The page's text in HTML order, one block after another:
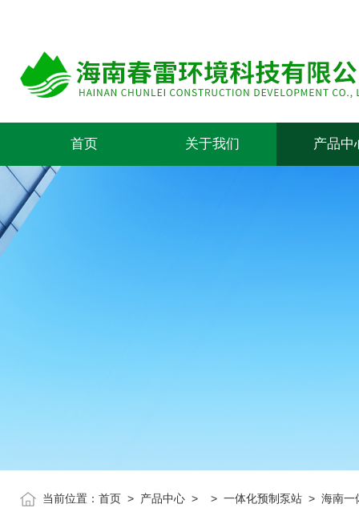
首页 关于我们 产品中
当前位置： 首页 > 产品中心 > > 一体化预制泵站 > 海南一